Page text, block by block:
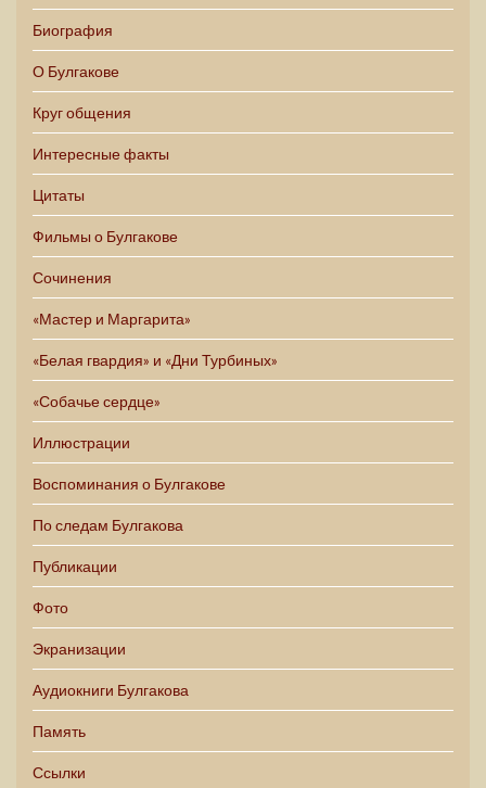
Биография
О Булгакове
Круг общения
Интересные факты
Цитаты
Фильмы о Булгакове
Сочинения
«Мастер и Маргарита»
«Белая гвардия» и «Дни Турбиных»
«Собачье сердце»
Иллюстрации
Воспоминания о Булгакове
По следам Булгакова
Публикации
Фото
Экранизации
Аудиокниги Булгакова
Память
Ссылки